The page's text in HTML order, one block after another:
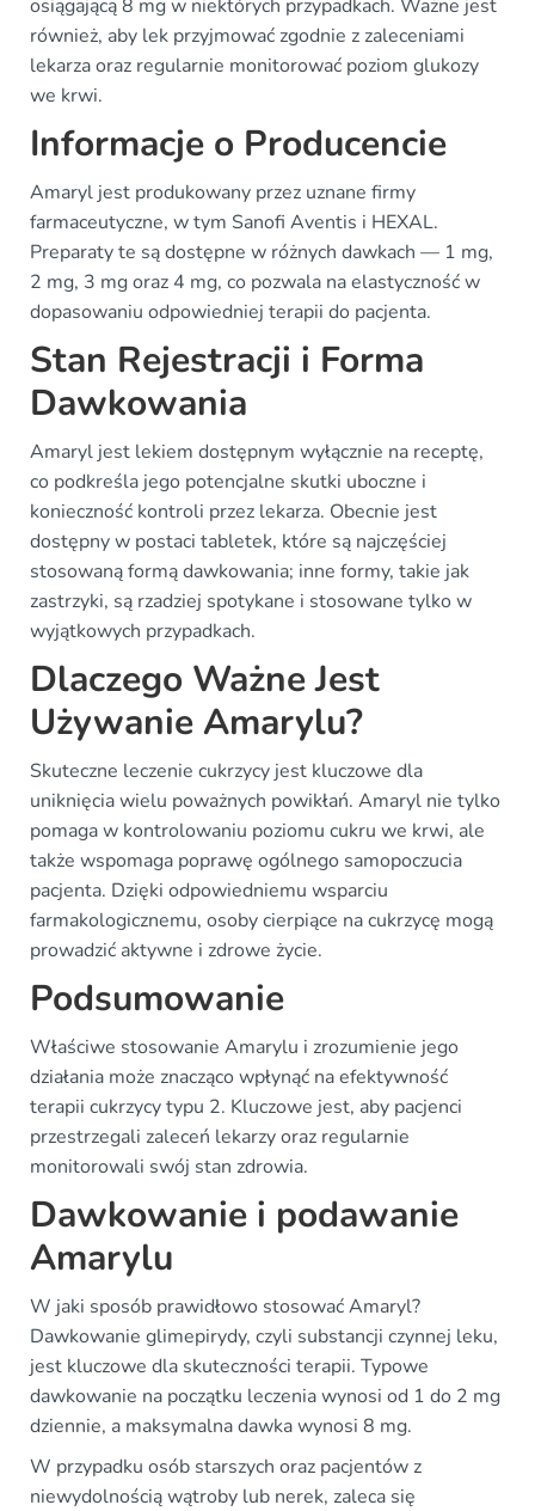
osiągającą 8 mg w niektórych przypadkach. Ważne jest
również, aby lek przyjmować zgodnie z zaleceniami
lekarza oraz regularnie monitorować poziom glukozy
we krwi.
Informacje o Producencie
Amaryl jest produkowany przez uznane firmy
farmaceutyczne, w tym Sanofi Aventis i HEXAL.
Preparaty te są dostępne w różnych dawkach — 1 mg,
2 mg, 3 mg oraz 4 mg, co pozwala na elastyczność w
dopasowaniu odpowiedniej terapii do pacjenta.
Stan Rejestracji i Forma
Dawkowania
Amaryl jest lekiem dostępnym wyłącznie na receptę,
co podkreśla jego potencjalne skutki uboczne i
konieczność kontroli przez lekarza. Obecnie jest
dostępny w postaci tabletek, które są najczęściej
stosowaną formą dawkowania; inne formy, takie jak
zastrzyki, są rzadziej spotykane i stosowane tylko w
wyjątkowych przypadkach.
Dlaczego Ważne Jest
Używanie Amarylu?
Skuteczne leczenie cukrzycy jest kluczowe dla
uniknięcia wielu poważnych powikłań. Amaryl nie tylko
pomaga w kontrolowaniu poziomu cukru we krwi, ale
także wspomaga poprawę ogólnego samopoczucia
pacjenta. Dzięki odpowiedniemu wsparciu
farmakologicznemu, osoby cierpiące na cukrzycę mogą
prowadzić aktywne i zdrowe życie.
Podsumowanie
Właściwe stosowanie Amarylu i zrozumienie jego
działania może znacząco wpłynąć na efektywność
terapii cukrzycy typu 2. Kluczowe jest, aby pacjenci
przestrzegali zaleceń lekarzy oraz regularnie
monitorowali swój stan zdrowia.
Dawkowanie i podawanie
Amarylu
W jaki sposób prawidłowo stosować Amaryl?
Dawkowanie glimepirydy, czyli substancji czynnej leku,
jest kluczowe dla skuteczności terapii. Typowe
dawkowanie na początku leczenia wynosi od 1 do 2 mg
dziennie, a maksymalna dawka wynosi 8 mg.
W przypadku osób starszych oraz pacjentów z
niewydolnością wątroby lub nerek, zaleca się